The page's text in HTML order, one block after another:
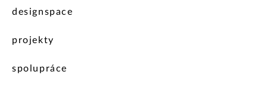
designspace
projekty
spolupráce